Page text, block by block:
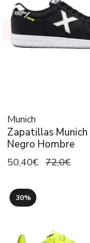
Munich
Zapatillas
Negro Hombre
50,40€ 72,0€
30%